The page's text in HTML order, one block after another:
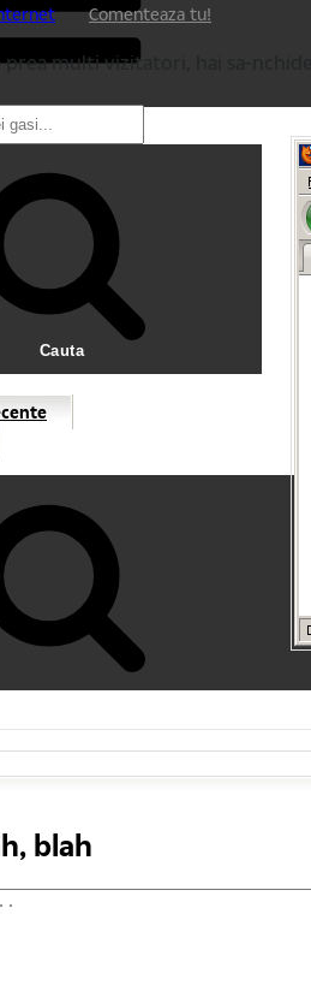
Cauta
Comenteaza tu!
prea multi vizitatori, hai sa-
blah